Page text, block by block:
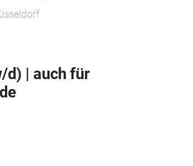
d) | auch für